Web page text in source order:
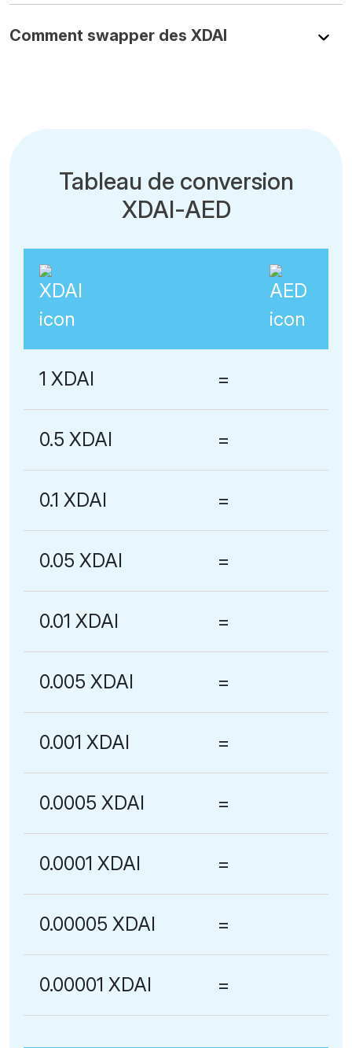
Comment swapper des XDAI
Tableau de conversion
XDAI-AED
1 XDAI =
0.5 XDAI =
0.1 XDAI =
0.05 XDAI =
0.01 XDAI =
0.005 XDAI =
0.001 XDAI =
0.0005 XDAI =
0.0001 XDAI =
0.00005 XDAI =
0.00001 XDAI =